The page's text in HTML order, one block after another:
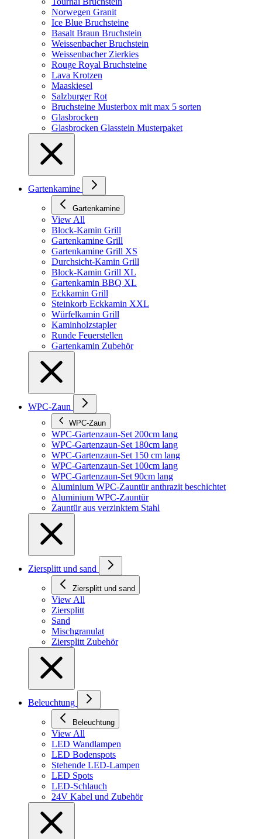
Norwegen Granit
Ice Blue Bruchsteine
Basalt Braun Bruchstein
Weissenbacher Bruchstein
Weissenbacher Zierkies
Rouge Royal Bruchsteine
Lava Krotzen
Maaskiesel
Salzburger Rot
Bruchsteine Musterbox mit max 5 sorten
Glasbrocken
Glasbrocken Glasstein Musterpaket
Gartenkamine
Gartenkamine
View All
Block-Kamin Grill
Gartenkamine Grill
Gartenkamine Grill XS
Durchsicht-Kamin Grill
Block-Kamin Grill XL
Gartenkamin BBQ XL
Eckkamin Grill
Steinkorb Eckkamin XXL
Würfelkamin Grill
Kaminholzstapler
Runde Feuerstellen
Gartenkamin Zubehör
WPC-Zaun
WPC-Zaun
WPC-Gartenzaun-Set 200cm lang
WPC-Gartenzaun-Set 180cm lang
WPC-Gartenzaun-Set 150 cm lang
WPC-Gartenzaun-Set 100cm lang
WPC-Gartenzaun-Set 90cm lang
Aluminium WPC-Zauntür anthrazit beschichtet
Aluminium WPC-Zauntür
Zauntür aus verzinktem Stahl
Ziersplitt und sand
Ziersplitt und sand
View All
Ziersplitt
Sand
Mischgranulat
Ziersplitt Zubehör
Beleuchtung
Beleuchtung
View All
LED Wandlampen
LED Bodenspots
Stehende LED-Lampen
LED Spots
LED-Schlauch
24V Kabel und Zubehör